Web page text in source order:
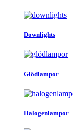
Downlights
Glödlampor
Halogenlampor